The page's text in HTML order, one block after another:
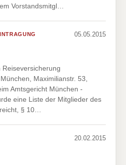
Vorstandsmitgl…
05.05.2015
Reiseversicherung
Maximilianstr. 53,
Amtsgericht München -
eine Liste der Mitglieder des
§ 10…
20.02.2015